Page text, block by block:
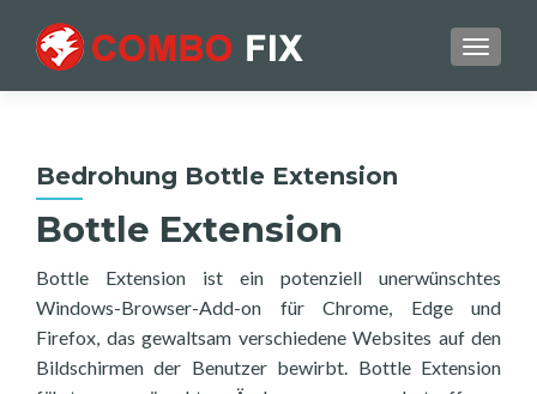
Bedrohung Bottle Extension
Bottle Extension
Bottle Extension ist ein potenziell unerwünschtes
Windows-Browser-Add-on für Chrome, Edge und
Firefox, das gewaltsam verschiedene Websites auf den
Bildschirmen der Benutzer bewirbt. Bottle Extension